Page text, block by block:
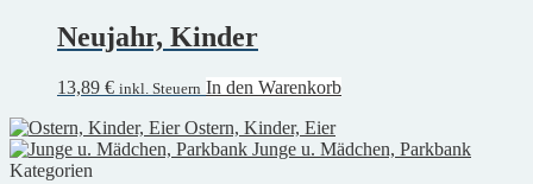
Neujahr, Kinder
13,89 € inkl. Steuern In den Warenkorb
Ostern, Kinder, Eier
Junge u. Mädchen, Parkbank
Kategorien